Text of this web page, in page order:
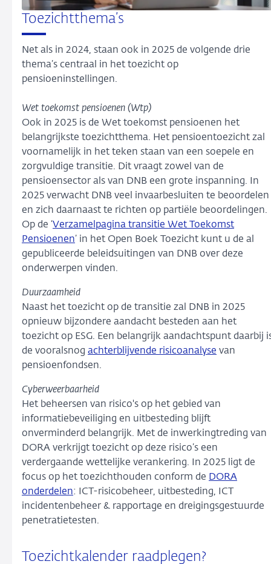
Toezichtthema’s
Net als in 2024, staan ook in 2025 de volgende drie
thema’s centraal in het toezicht op
pensioeninstellingen.
Wet toekomst pensioenen (Wtp)
Ook in 2025 is de Wet toekomst pensioenen het
belangrijkste toezichtthema. Het pensioentoezicht zal
voornamelijk in het teken staan van een soepele en
zorgvuldige transitie. Dit vraagt zowel van de
pensioensector als van DNB een grote inspanning. In
2025 verwacht DNB veel invaarbesluiten te beoordelen
en zich daarnaast te richten op partiële beoordelingen.
Op de ‘Verzamelpagina transitie Wet Toekomst
Pensioenen’ in het Open Boek Toezicht kunt u de al
gepubliceerde beleidsuitingen van DNB over deze
onderwerpen vinden.
Duurzaamheid
Naast het toezicht op de transitie zal DNB in 2025
opnieuw bijzondere aandacht besteden aan het
toezicht op ESG. Een belangrijk aandachtspunt daarbij
de vooralsnog achterblijvende risicoanalyse van
pensioenfondsen.
Cyberweerbaarheid
Het beheersen van risico's op het gebied van
informatiebeveiliging en uitbesteding blijft
onverminderd belangrijk. Met de inwerkingtreding van
DORA verkrijgt toezicht op deze risico’s een
verdergaande wettelijke verankering. In 2025 ligt de
focus op het toezichthouden conform de DORA
onderdelen: ICT-risicobeheer, uitbesteding, ICT
incidentenbeheer & rapportage en dreigingsgestuurde
penetratietesten.
Toezichtkalender raadplegen?